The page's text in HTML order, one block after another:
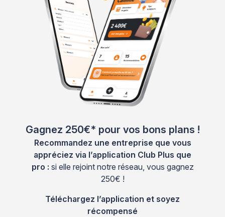
Gagnez 250€* pour vos bons plans !
Recommandez une entreprise que vous
appréciez via l’application Club Plus que
pro : si elle rejoint notre réseau, vous gagnez
250€ !
Téléchargez l’application et soyez
récompensé